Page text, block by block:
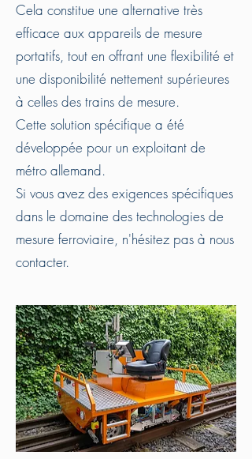
Cela constitue une alternative très
efficace aux appareils de mesure
portatifs, tout en offrant une flexibilité et
une disponibilité nettement supérieures
à celles des trains de mesure.
Cette solution spécifique a été
développée pour un exploitant de
métro allemand.
Si vous avez des exigences spécifiques
dans le domaine des technologies de
mesure ferroviaire, n'hésitez pas à nous
contacter.